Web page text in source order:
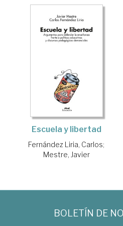
Escuela y libertad
Fernández Liria, Carlos;
Mestre, Javier
BOLETÍN DE